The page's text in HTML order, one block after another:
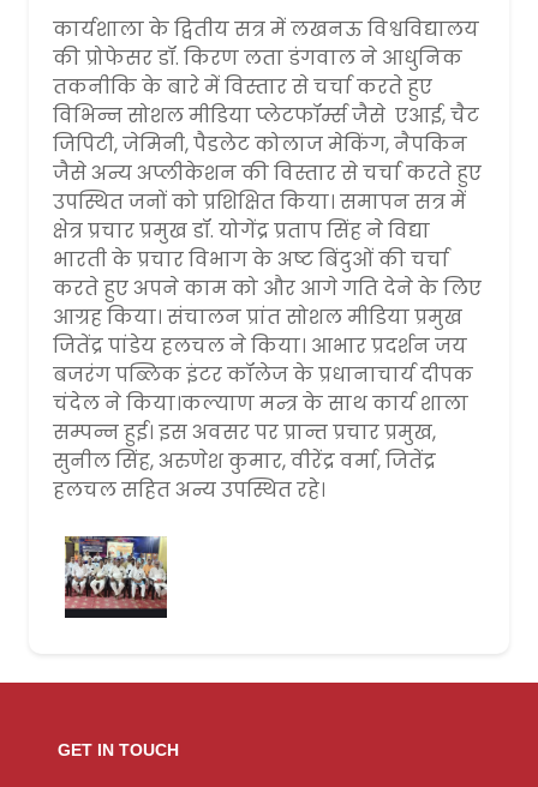
कार्यशाला के द्वितीय सत्र में लखनऊ विश्वविद्यालय
की प्रोफेसर डॉ. किरण लता डंगवाल ने आधुनिक
तकनीकि के बारे में विस्तार से चर्चा करते हुए
विभिन्न सोशल मीडिया प्लेटफॉर्म्स जैसे एआई, चैट
जिपिटी, जेमिनी, पैडलेट कोलाज मेकिंग, नैपकिन
जैसे अन्य अप्लीकेशन की विस्तार से चर्चा करते हुए
उपस्थित जनों को प्रशिक्षित किया। समापन सत्र में
क्षेत्र प्रचार प्रमुख डॉ. योगेंद्र प्रताप सिंह ने विद्या
भारती के प्रचार विभाग के अष्ट बिंदुओं की चर्चा
करते हुए अपने काम को और आगे गति देने के लिए
आग्रह किया। संचालन प्रांत सोशल मीडिया प्रमुख
जितेंद्र पांडेय हलचल ने किया। आभार प्रदर्शन जय
बजरंग पब्लिक इंटर कॉलेज के प्रधानाचार्य दीपक
चंदेल ने किया।कल्याण मन्त्र के साथ कार्य शाला
सम्पन्न हुई। इस अवसर पर प्रान्त प्रचार प्रमुख,
सुनील सिंह, अरुणेश कुमार, वीरेंद्र वर्मा, जितेंद्र
हलचल सहित अन्य उपस्थित रहे।
GET IN TOUCH